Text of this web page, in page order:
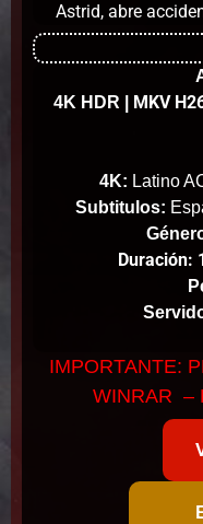
Astrid, abre
4K HDR
MKV
4K: Latino
Subtitulos:
Duración:
IMPORTANTE:
WINRAR –